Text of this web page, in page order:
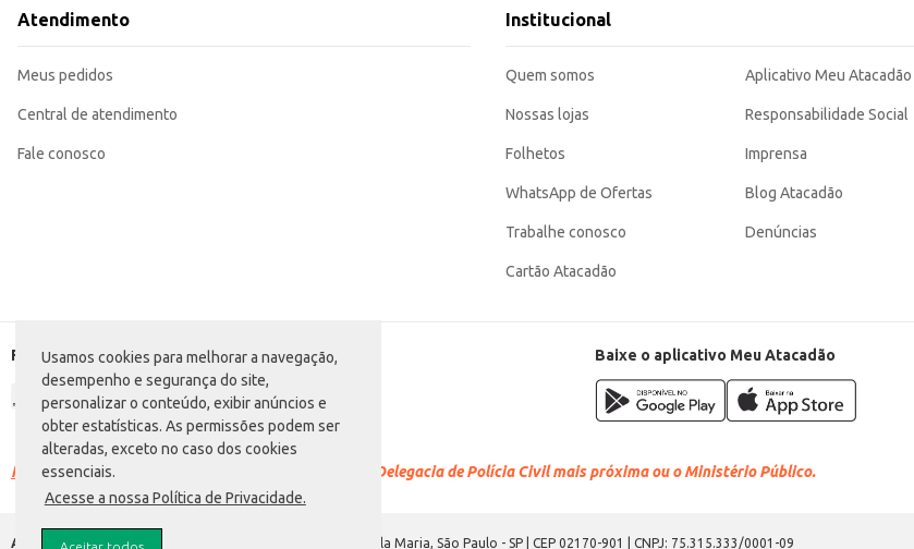
Usamos cookies para melhorar a navegação,
desempenho e segurança do site,
personalizar o conteúdo, exibir anúncios e
obter estatísticas. As permissões podem ser
alteradas, exceto no caso dos cookies
essenciais.
Acesse a nossa Política de Privacidade.
Aceitar todos
A Bolacha Jucurutu Quadrada oferece um bom custo-benefício, sendo uma escolha eficiente para quem busca praticidade e sabor em um
paladares, tornando-se uma opção atrativa para consumidores e comerciantes.
Marca: Jucurutu
Categoria: Biscoito salgado
EAN: 7898908222067
Atendimento
Meus pedidos
Central de atendimento
Fale conosco
Institucional
Quem somos
Nossas lojas
Folhetos
WhatsApp de Ofertas
Trabalhe conosco
Cartão Atacadão
Aplicativo Meu Atacadão
Responsabilidade Social
Imprensa
Blog Atacadão
Denúncias
Formas de pagamento Baixe o aplicativo Meu Atacadão
Racismo é crime. Denuncie. Disque 100 ou procure a Delegacia de Polícia Civil mais próxima ou o Ministério Público.
Atacadão S.A. Avenida Morvan Dias de Figueiredo, 6169, Vila Maria, São Paulo - SP | CEP 02170-901 | CNPJ: 75.315.333/0001-09